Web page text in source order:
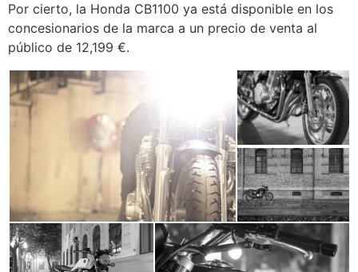
Por cierto, la Honda CB1100 ya está disponible en los
concesionarios de la marca a un precio de venta al
público de 12,199 €.